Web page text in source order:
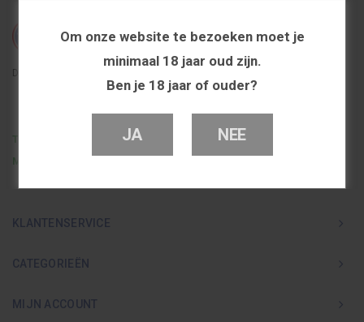
Om onze website te bezoeken moet je
minimaal 18 jaar oud zijn.
Ben je 18 jaar of ouder?
JA NEE
De beste en voordeligste vapeshop in Nederland
Telefoon
0251 839 447
KLANTENSERVICE
CATEGORIEËN
MIJN ACCOUNT